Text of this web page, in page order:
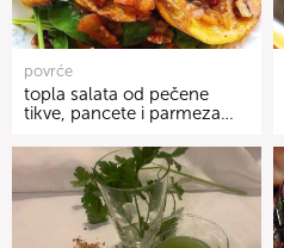
povrće
topla salata od pečene
tikve, pancete i parmeza…